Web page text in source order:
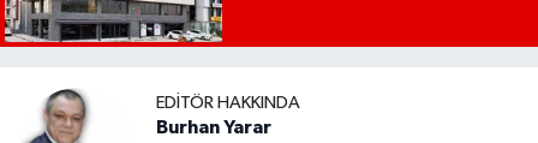
EDITÖR HAKKINDA
Burhan Yarar